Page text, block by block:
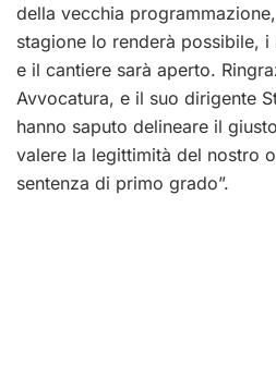
della vecchia
stagione lo renderà possibile,
e il cantiere sarà aperto.
Avvocatura, e il suo dirigente
hanno saputo delineare il
valere la legittimità del nostro
sentenza di primo grado”.